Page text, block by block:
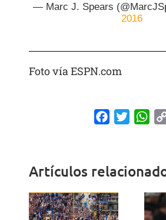
— Marc J. Spears
2016
Foto vía ESPN.com
FacebookTwitter
Artículos